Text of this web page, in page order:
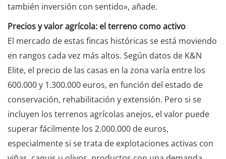
también inversión con sentido», añade.
Precios y valor agrícola: el terreno como activo
El mercado de estas fincas históricas se está moviendo
en rangos cada vez más altos. Según datos de K&N
Elite, el precio de las casas en la zona varía entre los
600.000 y 1.300.000 euros, en función del estado de
conservación, rehabilitación y extensión. Pero si se
incluyen los terrenos agrícolas anejos, el valor puede
superar fácilmente los 2.000.000 de euros,
especialmente si se trata de explotaciones activas con